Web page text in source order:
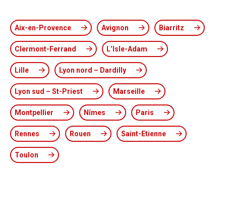
Aix-en-Provence Avignon Biarritz
Clermont-Ferrand L’Isle-Adam
Lille Lyon nord – Dardilly
Lyon sud – St-Priest Marseille
Montpellier Nîmes Paris
Rennes Rouen Saint-Etienne
Toulon